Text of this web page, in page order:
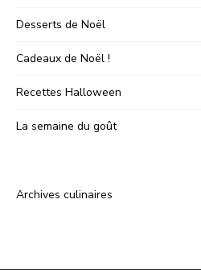
Desserts de Noël
Cadeaux de Noël !
Recettes Halloween
La semaine du goût
Archives culinaires